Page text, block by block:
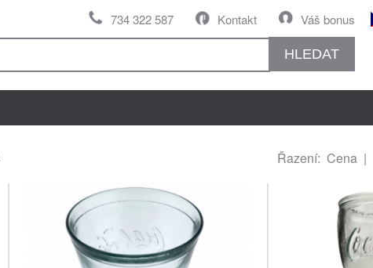
Váš bonus
Kontakt
734 322 587
HLEDAT
Řazení: Cena |